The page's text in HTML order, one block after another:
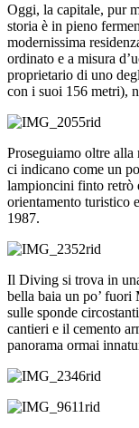
Oggi, la capitale, pur
storia è in pieno
modernissima
ordinato e a misura
proprietario di uno
con i suoi 156 metri),
Proseguiamo oltre
ci indicano come un
lampioncini finto retrò
orientamento turistico
1987.
Il Diving si trova in
bella baia un po’
sulle sponde
cantieri e il cemento
panorama ormai